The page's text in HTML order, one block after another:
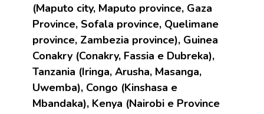
(Maputo city, Maputo province, Gaza
Province, Sofala province, Quelimane
province, Zambezia province), Guinea
Conakry (Conakry, Fassia e Dubreka),
Tanzania (Iringa, Arusha, Masanga,
Uwemba), Congo (Kinshasa e
Mbandaka), Kenya (Nairobi e Province